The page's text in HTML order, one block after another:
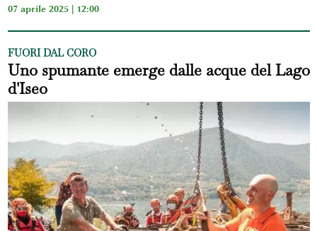
07 aprile 2025 | 12:00
FUORI DAL CORO
Uno spumante emerge dalle acque del Lago
d'Iseo